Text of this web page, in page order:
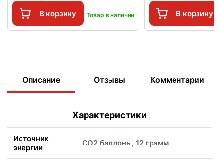
В корзину Товар в наличии В корзину
Описание Отзывы Комментарии
Характеристики
Источник
энергии
CO2 баллоны, 12 грамм